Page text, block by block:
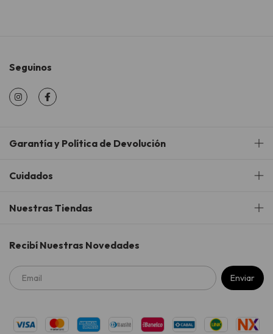
Seguinos
Garantía y Política de Devolución
Cuidados
Nuestras Tiendas
Recibí Nuestras Novedades